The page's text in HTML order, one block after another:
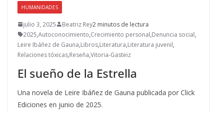
HUMANIDADES
julio 3, 2025 Beatriz Rey2 minutos de lectura
2025,Autoconocimiento,Crecimiento personal,Denuncia social,
Leire Ibáñez de Gauna,Libros,Literatura,Literatura juvenil,
Relaciones tóxicas,Reseña,Vitoria-Gasteiz
El sueño de la Estrella
Una novela de Leire Ibáñez de Gauna publicada por Click
Ediciones en junio de 2025.